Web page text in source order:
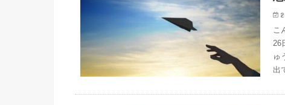
こ
26
ゅ
出